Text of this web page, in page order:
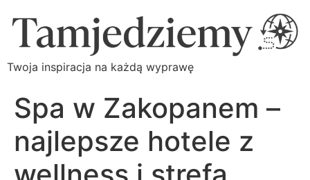
Twoja inspiracja na każdą wyprawę
Spa w Zakopanem –
najlepsze hotele z